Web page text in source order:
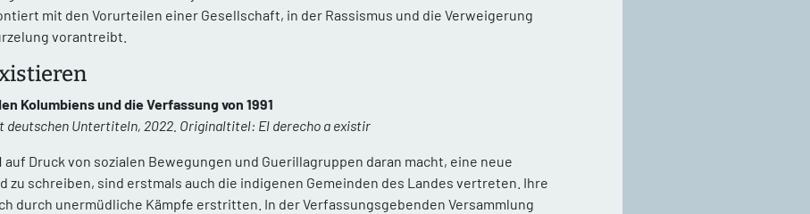
mit den Vorurteilen einer Gesellschaft, in der Rassismus und die Verweigerung
vorantreibt.
Kolumbiens und die Verfassung von 1991
deutschen Untertiteln, 2022. Originaltitel: El derecho a existir
auf Druck von sozialen Bewegungen und Guerillagruppen daran macht, eine neue
zu schreiben, sind erstmals auch die indigenen Gemeinden des Landes vertreten. Ihre
durch unermüdliche Kämpfe erstritten. In der Verfassungsgebenden Versammlung